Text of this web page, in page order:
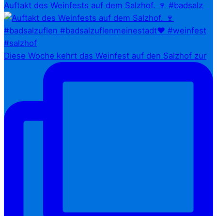
Auftakt des Weinfests auf dem Salzhof. 🍷 #badsalz
Diese Woche kehrt das Weinfest auf den Salzhof zur